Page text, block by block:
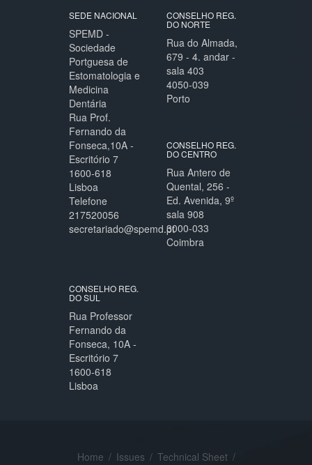
SEDE NACIONAL
SPEMD -
Sociedade
Portguesa de
Estomatologia e
Medicina
Dentária
Rua Prof.
Fernando da
Fonseca,10A -
Escritório 7
1600-618
Lisboa
Telefone
217520056
secretariado@spemd.pt
CONSELHO REG.
DO NORTE
Rua do Almada,
679 - 4. andar -
sala 403
4050-039
Porto
CONSELHO REG.
DO CENTRO
Rua Antero de
Quental, 256 -
Ed. Avenida, 9º
sala 908
3000-033
Coimbra
CONSELHO REG.
DO SUL
Rua Professor
Fernando da
Fonseca, 10A -
Escritório 7
1600-618
Lisboa
Home / Issues / Technical Sheet /